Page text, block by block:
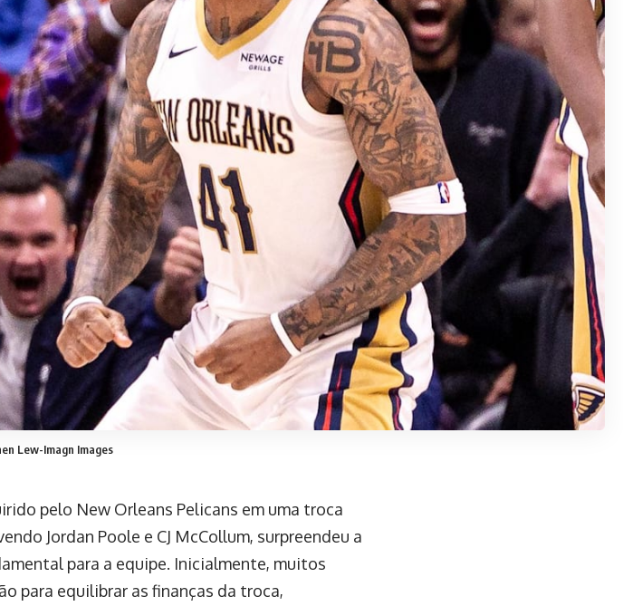
Lew-Imagn Images
pelo New Orleans Pelicans em uma troca
Jordan Poole e CJ McCollum, surpreendeu a
para a equipe. Inicialmente, muitos
para equilibrar as finanças da troca,